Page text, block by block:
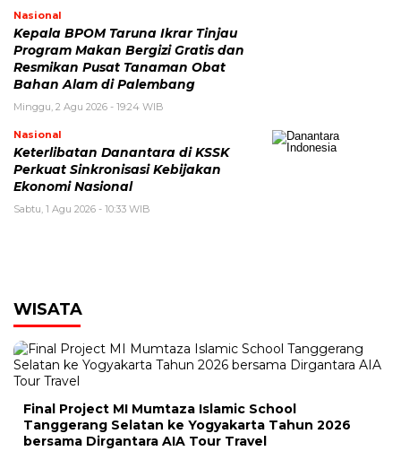
Nasional
Kepala BPOM Taruna Ikrar Tinjau
Program Makan Bergizi Gratis dan
Resmikan Pusat Tanaman Obat
Bahan Alam di Palembang
Minggu, 2 Agu 2026 - 19:24 WIB
Nasional
Keterlibatan Danantara di KSSK
Perkuat Sinkronisasi Kebijakan
Ekonomi Nasional
Sabtu, 1 Agu 2026 - 10:33 WIB
WISATA
Final Project MI Mumtaza Islamic School
Tanggerang Selatan ke Yogyakarta Tahun 2026
bersama Dirgantara AIA Tour Travel